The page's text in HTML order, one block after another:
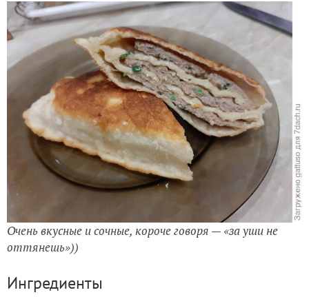
Очень вкусные и сочные, короче говоря — «за уши не
оттянешь»))
Ингредиенты